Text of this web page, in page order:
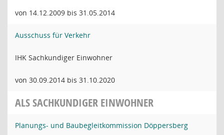
von 14.12.2009 bis 31.05.2014
Ausschuss für Verkehr
IHK Sachkundiger Einwohner
von 30.09.2014 bis 31.10.2020
ALS SACHKUNDIGER EINWOHNER
Planungs- und Baubegleitkommission Döppersberg